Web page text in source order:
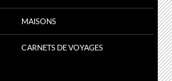
MAISONS
CARNETS DE VOYAGES